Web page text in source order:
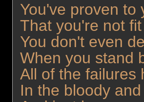
You've proven to
That you're not
You don't even
When you stand
All of the failures
In the bloody